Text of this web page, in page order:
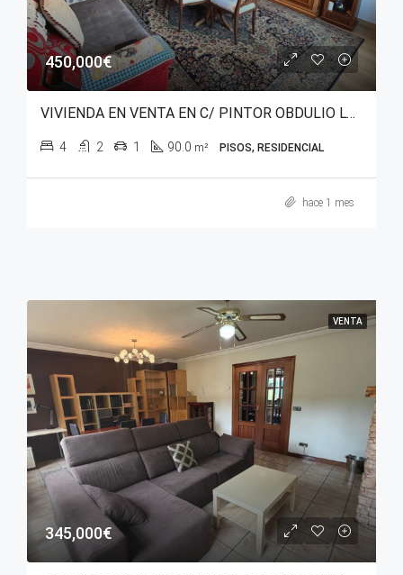
450,000€
VIVIENDA EN VENTA EN C/ PINTOR OBDULIO LÓPEZ DE URALDE – SAN MARTÍN
4 2 1 90.0 m² PISOS, RESIDENCIAL
hace 1 mes
VENTA
345,000€